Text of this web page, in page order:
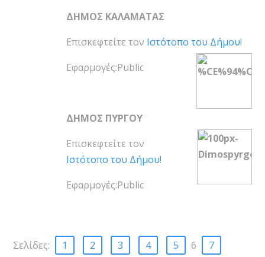
ΔΗΜΟΣ ΚΑΛΑΜΑΤΑΣ
Επισκεφτείτε τον Ιστότοπο του Δήμου!
Εφαρμογές:Public
ΔΗΜΟΣ ΠΥΡΓΟΥ
Επισκεφτείτε τον
Ιστότοπο του Δήμου!
Εφαρμογές:Public
Σελίδες: 1 2 3 4 5 6 7